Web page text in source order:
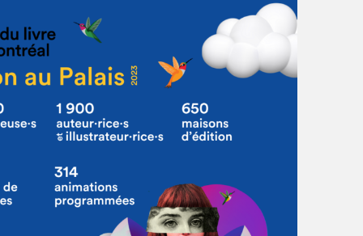
Plan du Salon
Préparer sa visite
Partenaires
Espace médias
Espace exposant·e·s
Espace enseignant·e·s
Espace Salon dans la ville
Espace bénévoles
Devenir bénévole